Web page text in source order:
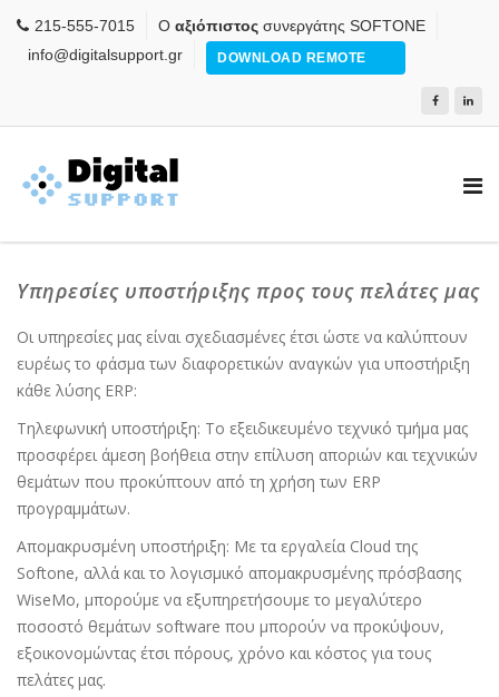
215-555-7015 Ο αξιόπιστος συνεργάτης SOFTONE
info@digitalsupport.gr
DOWNLOAD REMOTE
Υπηρεσίες υποστήριξης προς τους πελάτες μας
Οι υπηρεσίες μας είναι σχεδιασμένες έτσι ώστε να καλύπτουν
ευρέως το φάσμα των διαφορετικών αναγκών για υποστήριξη
κάθε λύσης ERP:
Τηλεφωνική υποστήριξη: Το εξειδικευμένο τεχνικό τμήμα μας
προσφέρει άμεση βοήθεια στην επίλυση αποριών και τεχνικών
θεμάτων που προκύπτουν από τη χρήση των ERP
προγραμμάτων.
Απομακρυσμένη υποστήριξη: Με τα εργαλεία Cloud της
Softone, αλλά και το λογισμικό απομακρυσμένης πρόσβασης
WiseMo, μπορούμε να εξυπηρετήσουμε το μεγαλύτερο
ποσοστό θεμάτων software που μπορούν να προκύψουν,
εξοικονομώντας έτσι πόρους, χρόνο και κόστος για τους
πελάτες μας.